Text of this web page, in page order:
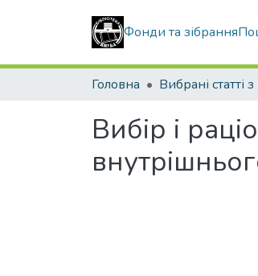
Фонди та зібрання
Головна
Вибір і